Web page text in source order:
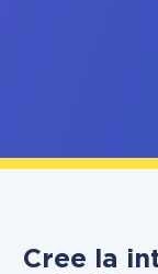
Cree la